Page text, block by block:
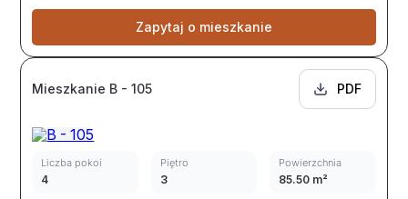
Zapytaj o mieszkanie
Mieszkanie B - 105 PDF
Liczba pokoi
4
Piętro
3
Powierzchnia
85.50 m²